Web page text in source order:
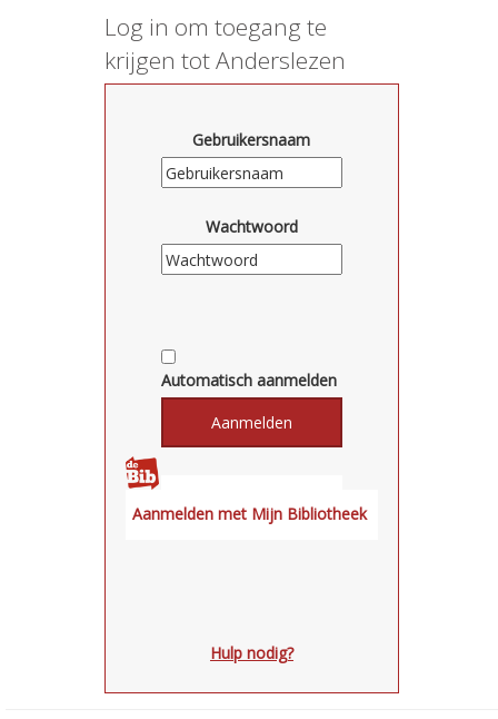
Log in om toegang te
krijgen tot Anderslezen
Gebruikersnaam
Wachtwoord
Automatisch aanmelden
Hulp nodig?